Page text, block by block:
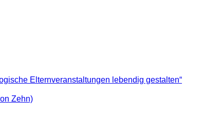
Elternveranstaltungen lebendig gestalten“
Zehn)